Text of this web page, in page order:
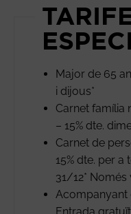
Major de 65
i dijous*
Carnet família
– 15% dte.
Carnet de
15% dte. per
31/12* Només
Acompanyant